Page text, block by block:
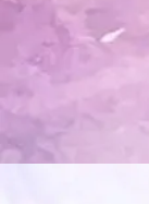
ולעבוד ביחד
שפע של